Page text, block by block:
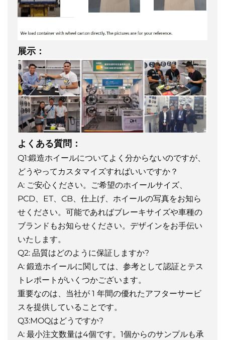
展示：
よくある質問：
Q1:鍛造ホイールについてよく分からないのですが、
どうやってカスタマイズすればいいですか？
A: ご安心ください。ご希望のホイールサイズ、
PCD、ET、CB、仕上げ、ホイールの写真をお知ら
せください。可能であればブレーキサイズや車種の
ブランドもお知らせください。デザインをお手伝い
いたします。
Q2: 品質はどのように保証しますか?
A: 鍛造ホイールに関しては、参考として認証とテス
トレポートがいくつかございます。
重要なのは、当社が 1 年間の優れたアフターサービ
スを提供していることです。
Q3:MOQはどうですか?
A: 最小注文数量は4個です。1個からのサンプルも承